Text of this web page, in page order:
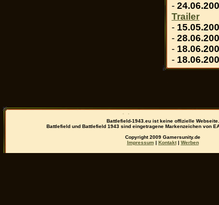
-
Trailer
-
-
-
-
Battlefield-1943.eu ist keine offizielle Webseite.
Battlefield und Battlefield 1943 sind eingetragene Markenzeichen von
Copyright 2009 Gamersunity.de
Impressum| Kontakt| Werben